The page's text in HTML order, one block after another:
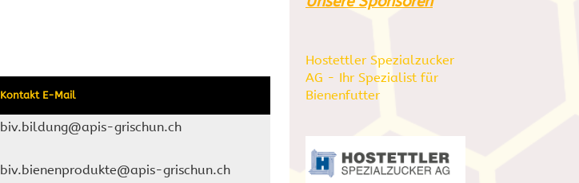
Kontakt E-Mail
biv.bildung@apis-grischun.ch
biv.bienenprodukte@apis-grischun.ch
Hostettler Spezialzucker
AG - Ihr Spezialist für
Bienenfutter